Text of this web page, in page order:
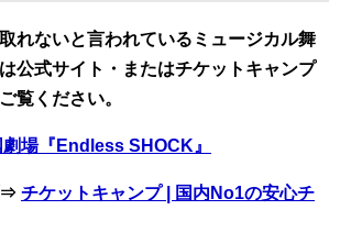
れないと言われているミュージカル舞
公式サイト・またはチケットキャンプ
覧ください。
場『Endless SHOCK』
⇒ チケットキャンプ | 国内No1の安心チ